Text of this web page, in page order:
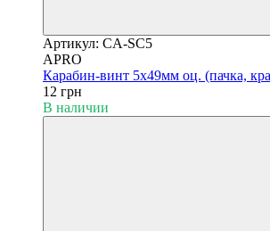
Артикул: CA-SC5
APRO
Карабин-винт 5х49мм оц. (пачка,
12 грн
В наличии